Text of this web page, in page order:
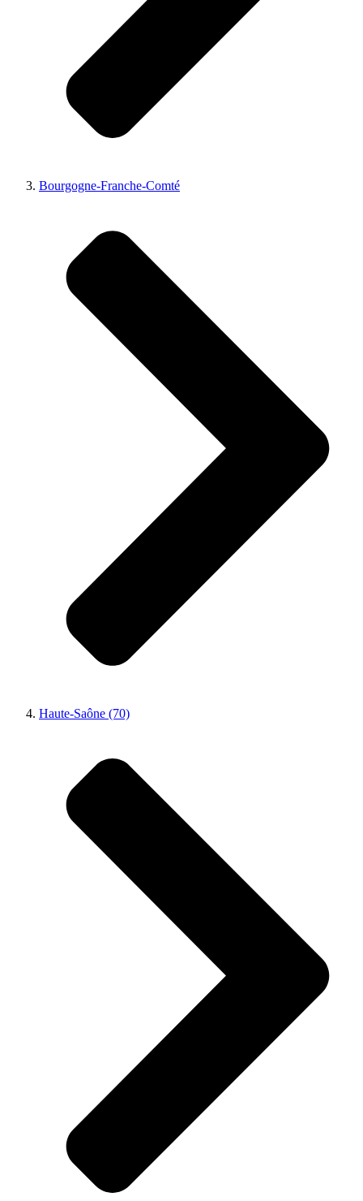
Bourgogne-Franche-Comté
Haute-Saône (70)